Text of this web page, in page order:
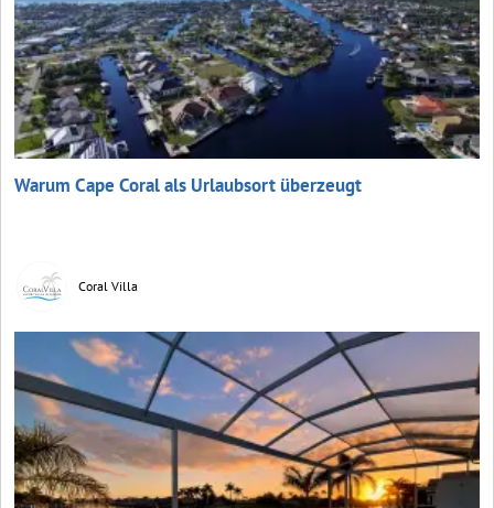
Warum Cape Coral als Urlaubsort überzeugt
Coral Villa